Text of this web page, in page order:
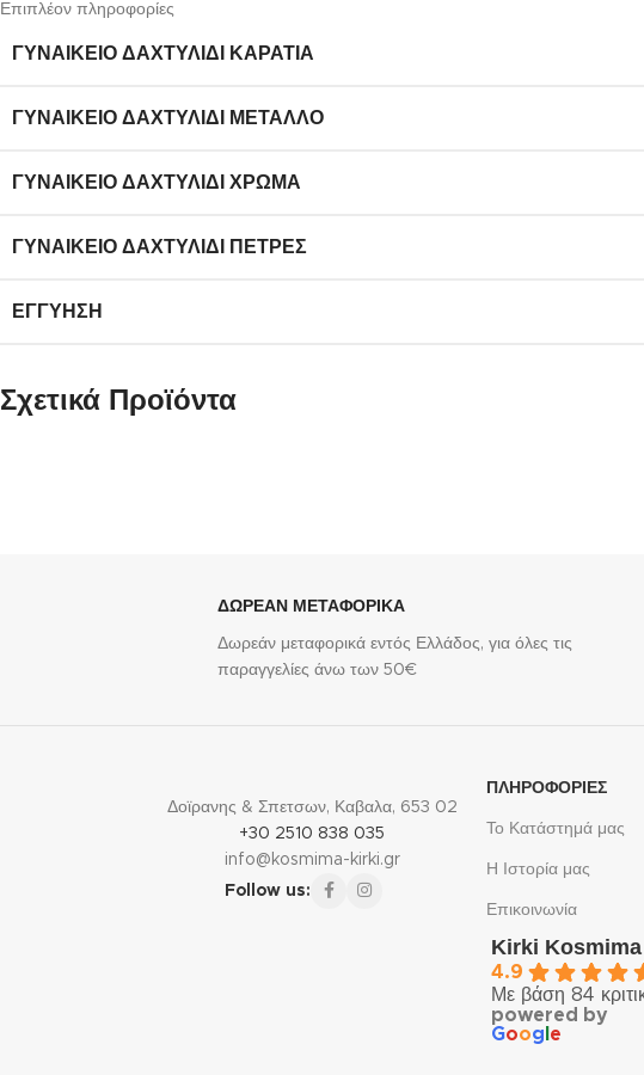
Επιπλέον πληροφορίες
ΓΥΝΑΙΚΕΊΟ ΔΑΧΤΥΛΊΔΙ ΚΑΡΆΤΙΑ
ΓΥΝΑΙΚΕΊΟ ΔΑΧΤΥΛΊΔΙ ΜΈΤΑΛΛΟ
ΓΥΝΑΙΚΕΊΟ ΔΑΧΤΥΛΊΔΙ ΧΡΏΜΑ
ΓΥΝΑΙΚΕΊΟ ΔΑΧΤΥΛΊΔΙ ΠΈΤΡΕΣ
ΕΓΓΎΗΣΗ
Σχετικά Προϊόντα
ΔΩΡΕΑΝ ΜΕΤΑΦΟΡΙΚΑ
Δωρεάν μεταφορικά εντός Ελλάδος, για όλες τις
παραγγελίες άνω των 50€
Δοϊρανης & Σπετσων, Καβαλα, 653 02
+30 2510 838 035
info@kosmima-kirki.gr
Follow us:
ΠΛΗΡΟΦΟΡΙΕΣ
Το Κατάστημά μας
Η Ιστορία μας
Επικοινωνία
Kirki Kosmima
4.9
Με βάση 84
powered by
Goog e